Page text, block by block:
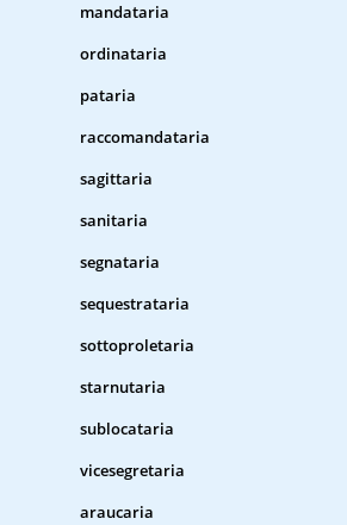
mandataria
ordinataria
pataria
raccomandataria
sagittaria
sanitaria
segnataria
sequestrataria
sottoproletaria
starnutaria
sublocataria
vicesegretaria
araucaria